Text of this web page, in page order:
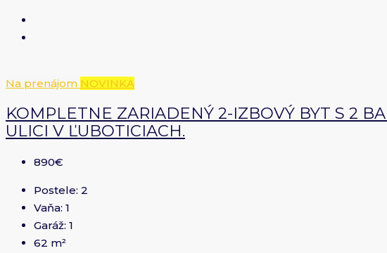
Na prenájom NOVINKA
KOMPLETNE ZARIADENÝ 2-IZBOVÝ BYT S 2
ULICI V ĽUBOTICIACH.
890€
Postele: 2
Vaňa: 1
Garáž: 1
62 m²